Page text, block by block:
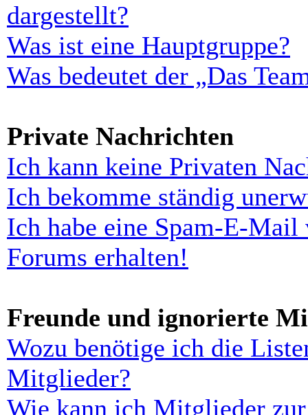
dargestellt?
Was ist eine Hauptgruppe?
Was bedeutet der „Das
Private Nachrichten
Ich kann keine Privaten
Ich bekomme ständig
Ich habe eine Spam-E-
Forums erhalten!
Freunde und ignorierte
Wozu benötige ich die
Mitglieder?
Wie kann ich Mitglieder